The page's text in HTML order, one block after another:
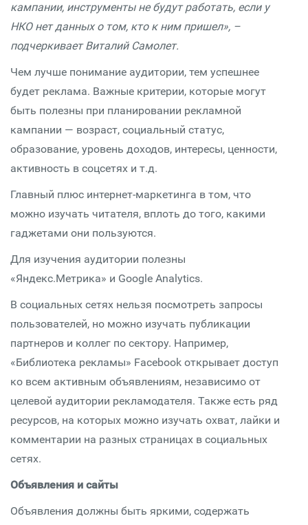
кампании, инструменты не будут работать, если у
НКО нет данных о том, кто к ним пришел», –
подчеркивает Виталий Самолет.
Чем лучше понимание аудитории, тем успешнее
будет реклама. Важные критерии, которые могут
быть полезны при планировании рекламной
кампании — возраст, социальный статус,
образование, уровень доходов, интересы, ценности,
активность в соцсетях и т.д.
Главный плюс интернет-маркетинга в том, что
можно изучать читателя, вплоть до того, какими
гаджетами они пользуются.
Для изучения аудитории полезны
«Яндекс.Метрика» и Google Analytics.
В социальных сетях нельзя посмотреть запросы
пользователей, но можно изучать публикации
партнеров и коллег по сектору. Например,
«Библиотека рекламы» Facebook открывает доступ
ко всем активным объявлениям, независимо от
целевой аудитории рекламодателя. Также есть ряд
ресурсов, на которых можно изучать охват, лайки и
комментарии на разных страницах в социальных
сетях.
Объявления и сайты
Объявления должны быть яркими, содержать